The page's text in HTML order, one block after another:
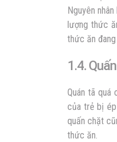
Nguyên
lượng thức
thức ăn
1.4.
Quán tã quá
của trẻ bị
quấn chặt
thức ăn.